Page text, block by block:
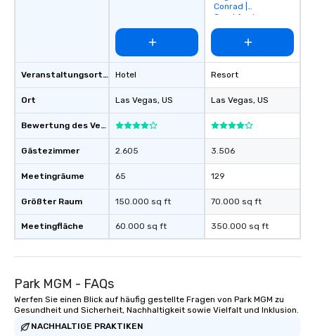
Smacking Foodie
group members
about waiting in line
restaurant or being
than desirable table.
everyone is treated
immediate seating
What’s more, your
from the restaurant
be printed featuring
which can be an
For added ease, we
transportation pick-
as well as an event
glittering lights of The
Memorable
Veranstaltungsortstyp
Ort
Bewertung des Veranstaltungsortes
Gästezimmer
Meetingräume
Größter Raum
Meetingfläche
Hotel
Las Vegas, US
2.605
65
150.000 sq ft
60.000 sq ft
Conrad |
Crockfords
Resort
Las Vegas, US
3.506
129
70.000 sq ft
350.000 sq ft
Park MGM - FAQs
Werfen Sie einen Blick auf häufig gestellte Fragen von Park MGM zu
Gesundheit und Sicherheit, Nachhaltigkeit sowie Vielfalt und Inklusion.
NACHHALTIGE PRAKTIKEN